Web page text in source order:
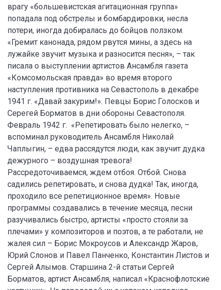
врагу «большевистская агитационная группа»
попадала под обстрелы и бомбардировки, несла
потери, иногда добиралась до бойцов ползком.
«Гремит канонада, рядом рвутся мины, а здесь на
лужайке звучит музыка и разносится песня», – так
писала о выступлении артистов Ансамбля газета
«Комсомольская правда» во время второго
наступления противника на Севастополь в декабре
1941 г. «Давай закурим!». Певцы Борис Голосков и
Серегей Борматов в дни обороны Севастополя.
Февраль 1942 г. «Репетировать было нелегко, –
вспоминал руководитель Ансамбля Николай
Чаплыгин, – едва рассядутся люди, как звучит дудка
дежурного – воздушная тревога!
Рассредоточиваемся, ждем отбоя. Отбой. Снова
садились репетировать, и снова дудка! Так, иногда,
проходило все репетиционное время». Новые
программы создавались в течение месяца, песни
разучивались быстро, артисты «просто стояли за
плечами» у композиторов и поэтов, а те работали, не
жалея сил – Борис Мокроусов и Александр Жаров,
Юрий Слонов и Павел Панченко, Константин Листов и
Сергей Алымов. Старшина 2-й статьи Сергей
Борматов, артист Ансамбля, написал «Краснофлотские